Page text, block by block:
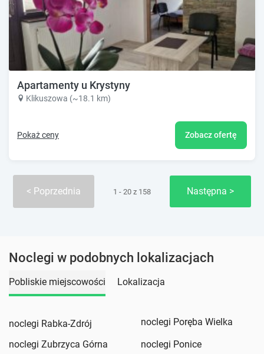
Apartamenty u Krystyny
Klikuszowa (~18.1 km)
Pokaż ceny Zobacz ofertę
Poprzednia 1 - 20 z 158 Następna
Noclegi w podobnych lokalizacjach
Pobliskie miejscowości Lokalizacja
noclegi Rabka-Zdrój
noclegi Poręba Wielka
noclegi Zubrzyca Górna
noclegi Ponice